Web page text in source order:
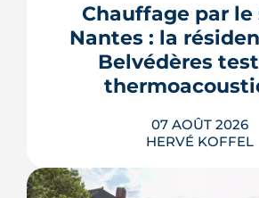
Chauffage par le
Nantes : la
Belvédères
07 AOÛT 2026
HERVÉ KOFFEL